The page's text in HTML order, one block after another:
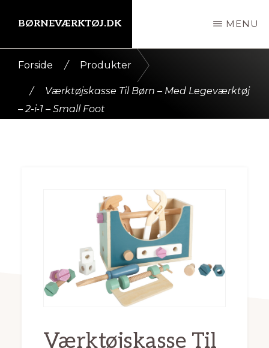
indhold
BØRNEVÆRKTØJ.DK MENU
Forside / Produkter
/
Værktøjskasse Til Børn – Med Legeværktøj
– 2-i-1 – Small Foot
Værktøjskasse Til